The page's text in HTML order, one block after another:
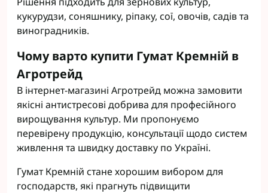
кукурудзи, соняшнику, ріпаку, сої, овочів, садів та
виноградників.
Чому варто купити Гумат Кремній в
Агротрейд
В інтернет-магазині Агротрейд можна замовити
якісні антистресові добрива для професійного
вирощування культур. Ми пропонуємо
перевірену продукцію, консультації щодо систем
живлення та швидку доставку по Україні.
Гумат Кремній стане хорошим вибором для
господарств, які прагнуть підвищити